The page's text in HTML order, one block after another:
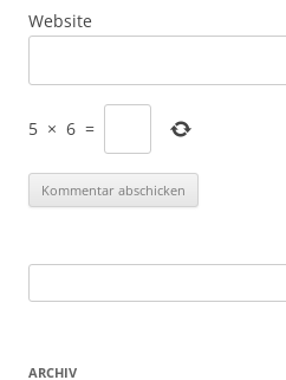
Website
5 × 6 =
nach:
ARCHIV